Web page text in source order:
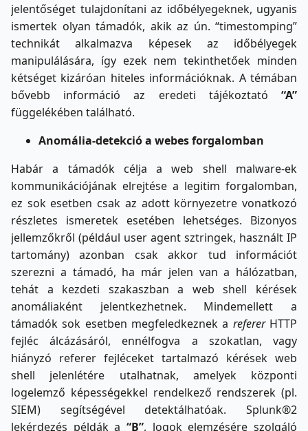
jelentőséget tulajdonítani az időbélyegeknek, ugyanis
ismertek olyan támadók, akik az ún. “timestomping”
technikát alkalmazva képesek az időbélyegek
manipulálására, így ezek nem tekinthetőek minden
kétséget kizáróan hiteles információknak. A témában
bővebb információ az eredeti tájékoztató “A”
függelékében található.
Anomália-detekció a webes forgalomban
Habár a támadók célja a web shell malware-ek
kommunikációjának elrejtése a legitim forgalomban,
ez sok esetben csak az adott környezetre vonatkozó
részletes ismeretek esetében lehetséges. Bizonyos
jellemzőkről (például user agent sztringek, használt IP
tartomány) azonban csak akkor tud információt
szerezni a támadó, ha már jelen van a hálózatban,
tehát a kezdeti szakaszban a web shell kérések
anomáliaként jelentkezhetnek. Mindemellett a
támadók sok esetben megfeledkeznek a refererHTTP
fejléc álcázásáról, ennélfogva a szokatlan, vagy
hiányzó referer fejléceket tartalmazó kérések web
shell jelenlétére utalhatnak, amelyek központi
logelemző képességekkel rendelkező rendszerek (pl.
SIEM) segítségével detektálhatóak. Splunk®2
lekérdezés példák a “B”, logok elemzésére szolgáló